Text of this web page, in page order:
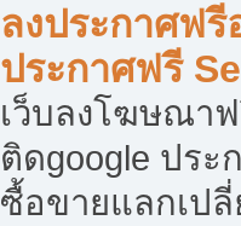
ลงประกาศฟ
ประกาศฟรี
เว็บลงโฆษณา
ติดgoogle ปร
ซื้อขายแลกเป